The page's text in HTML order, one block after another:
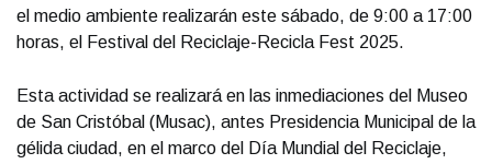
el medio ambiente realizarán este sábado, de 9:00 a 17:00
horas, el Festival del Reciclaje-Recicla Fest 2025.
Esta actividad se realizará en las inmediaciones del Museo
de San Cristóbal (Musac), antes Presidencia Municipal de la
gélida ciudad, en el marco del Día Mundial del Reciclaje,